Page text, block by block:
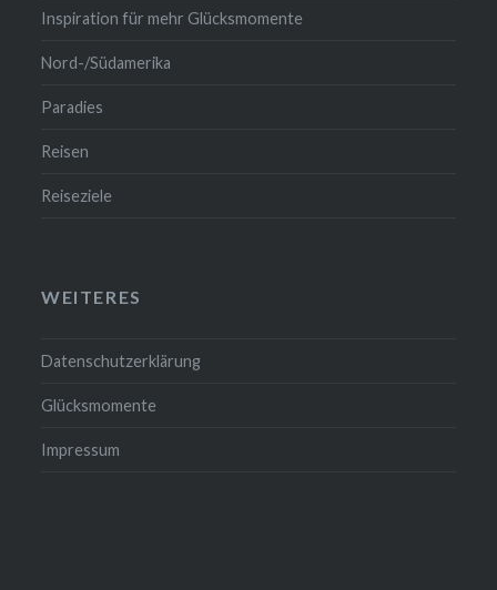
Inspiration für mehr Glücksmomente
Nord-/Südamerika
Paradies
Reisen
Reiseziele
WEITERES
Datenschutzerklärung
Glücksmomente
Impressum